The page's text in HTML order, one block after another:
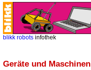
blikk robots infothek
Geräte und Maschinen